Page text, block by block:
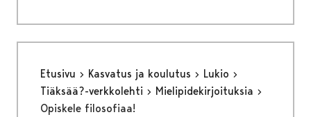
Etusivu Kasvatus ja koulutus
Lukio
Tiäksää?-verkkolehti
Mielipidekirjoituksia
Opiskele filosofiaa!